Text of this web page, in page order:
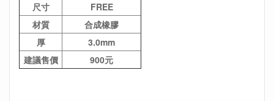
尺寸
FREE
材質
合成橡膠
厚
3.0mm
建議售價
900元